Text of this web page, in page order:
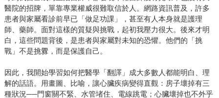
醫院的招牌，單靠專業權威很難取信於人。網路資訊普及，許多
患者與家屬看診前早已「做足功課」，甚至有人本身就是護理
師、藥師。面對這樣的質疑與挑戰，起初我壓力很大。後來才明
白，這些問題背後，是患者與家屬對未知的恐懼。他們的「挑
戰」不是挑釁，而是保護自己。
因此，我開始學習如何把醫學「翻譯」成大多數人都能明白、理
解的話語。用畫圖、比喻，讓心臟疾病變得直觀：房子壞掉有三
種狀況──門窗關不緊、水管堵住、電線跳電；心臟壞掉也不外乎